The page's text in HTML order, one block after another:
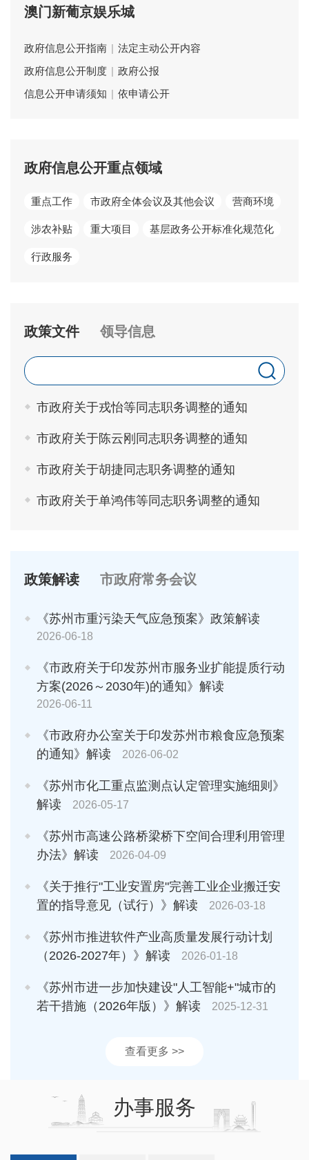
澳门新葡京娱乐城
政府信息公开指南 | 法定主动公开内容
政府信息公开制度 | 政府公报
信息公开申请须知 | 依申请公开
政府信息公开重点领域
重点工作 市政府全体会议及其他会议 营商环境
涉农补贴 重大项目 基层政务公开标准化规范化
行政服务
政策文件 领导信息
市政府关于戎怡等同志职务调整的通知
市政府关于陈云刚同志职务调整的通知
市政府关于胡捷同志职务调整的通知
市政府关于单鸿伟等同志职务调整的通知
政策解读 市政府常务会议
《苏州市重污染天气应急预案》政策解读
2026-06-18
《市政府关于印发苏州市服务业扩能提质行动
方案(2026～2030年)的通知》解读
2026-06-11
《市政府办公室关于印发苏州市粮食应急预案
的通知》解读
2026-06-02
《苏州市化工重点监测点认定管理实施细则》
解读
2026-05-17
《苏州市高速公路桥梁桥下空间合理利用管理
办法》解读
2026-04-09
《关于推行"工业安置房"完善工业企业搬迁安
置的指导意见（试行）》解读
2026-03-18
《苏州市推进软件产业高质量发展行动计划
（2026-2027年）》解读
2026-01-18
《苏州市进一步加快建设"人工智能+"城市的
若干措施（2026年版）》解读
2025-12-31
查看更多 >>
办事服务